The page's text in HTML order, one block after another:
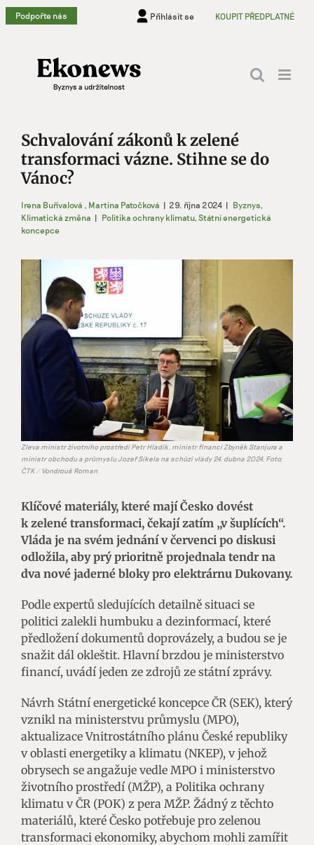
Přeskočit
na
Podpořte nás Přihlásit se KOUPIT PŘEDPLATNÉ
Schvalování zákonů k zelené
transformaci vázne. Stihne se do
Vánoc?
Irena Buřívalová , Martina Patočková | 29. října 2024 | Byznys,
Klimatická změna | Politika ochrany klimatu, Státní energetická
koncepce
Zobrazit
větší
obrázek
Zleva ministr životního prostředí Petr Hladík, ministr financí Zbyněk Stanjura a
ministr obchodu a průmyslu Jozef Síkela na schůzi vlády 24. dubna 2024. Foto:
ČTK / Vondrouš Roman
Klíčové materiály, které mají Česko dovést
k zelené transformaci, čekají zatím „v šuplících“.
Vláda je na svém jednání v červenci po diskusi
odložila, aby prý prioritně projednala tendr na
dva nové jaderné bloky pro elektrárnu Dukovany.
Podle expertů sledujících detailně situaci se
politici zalekli humbuku a dezinformací, které
předložení dokumentů doprovázely, a budou se je
snažit dál okleštit. Hlavní brzdou je ministerstvo
financí, uvádí jeden ze zdrojů ze státní zprávy.
Návrh Státní energetické koncepce ČR (SEK), který
vznikl na ministerstvu průmyslu (MPO),
aktualizace Vnitrostátního plánu České republiky
v oblasti energetiky a klimatu (NKEP), v jehož
obrysech se angažuje vedle MPO i ministerstvo
životního prostředí (MŽP), a Politika ochrany
klimatu v ČR (POK) z pera MŽP. Žádný z těchto
materiálů, které Česko potřebuje pro zelenou
transformaci ekonomiky, abychom mohli zamířit